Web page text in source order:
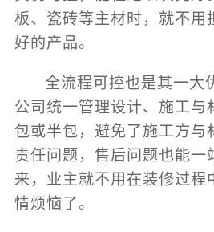
板、瓷砖等主材时，就不用
好的产品。
全流程可控也是其一大
公司统一管理设计、施工与
包或半包，避免了施工方与
责任问题，售后问题也能一
来，业主就不用在装修过程
情烦恼了。